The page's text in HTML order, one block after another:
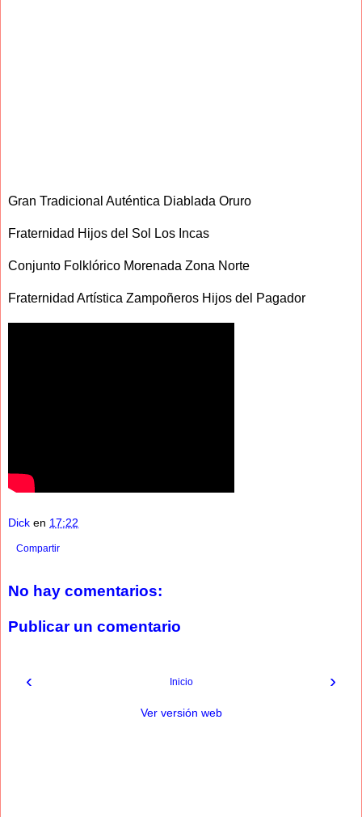
Gran Tradicional Auténtica Diablada Oruro
Fraternidad Hijos del Sol Los Incas
Conjunto Folklórico Morenada Zona Norte
Fraternidad Artística Zampoñeros Hijos del Pagador
Dick en 17:22
Compartir
No hay comentarios:
Publicar un comentario
‹ ›
Inicio
Ver versión web